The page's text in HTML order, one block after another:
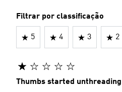
Filtrar por classificação
5 4 3 2
Thumbs started